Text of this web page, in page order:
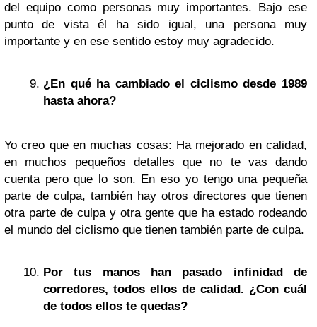
del equipo como personas muy importantes. Bajo ese
punto de vista él ha sido igual, una persona muy
importante y en ese sentido estoy muy agradecido.
¿En qué ha cambiado el ciclismo desde 1989
hasta ahora?
Yo creo que en muchas cosas: Ha mejorado en calidad,
en muchos pequeños detalles que no te vas dando
cuenta pero que lo son. En eso yo tengo una pequeña
parte de culpa, también hay otros directores que tienen
otra parte de culpa y otra gente que ha estado rodeando
el mundo del ciclismo que tienen también parte de culpa.
Por tus manos han pasado infinidad de
corredores, todos ellos de calidad. ¿Con cuál
de todos ellos te quedas?